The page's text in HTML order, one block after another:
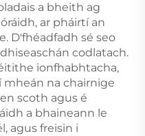
a bheith ag
ar pháirtí an
D'fhéadfadh sé seo
codlatach.
ionfhabhtacha,
na chairnige
scoth agus é
a bhaineann le
agus freisin i